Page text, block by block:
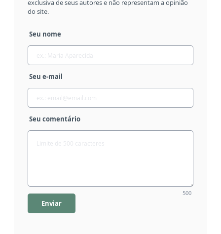
exclusiva de seus autores e não representam a opinião
do site.
Seu nome
Seu e-mail
Seu comentário
500
Enviar